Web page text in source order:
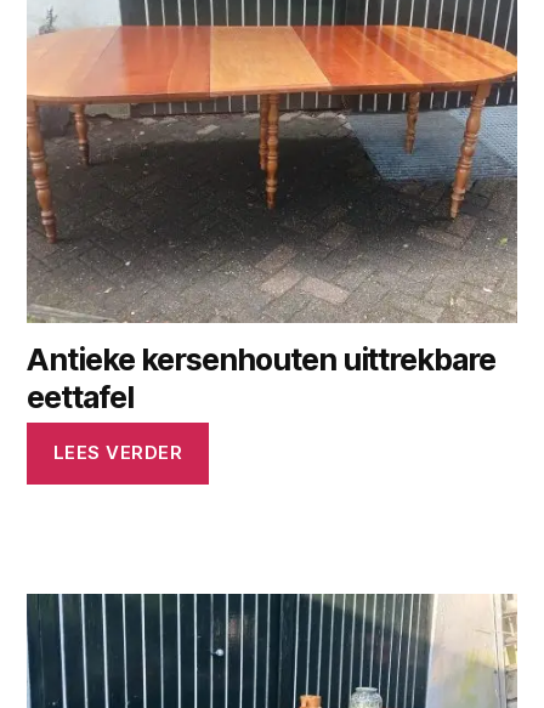
Antieke kersenhouten uittrekbare
eettafel
LEES VERDER